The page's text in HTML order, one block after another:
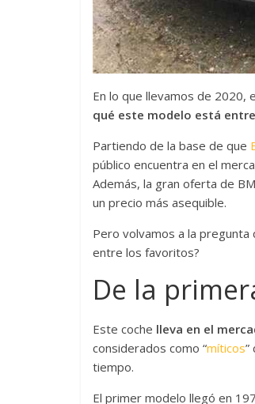
En lo que llevamos de 2020,
qué este modelo está
Partiendo de la base de que
público encuentra en el
Además, la gran oferta de
un precio más asequible.
Pero volvamos a la
entre los favoritos?
De la
Este coche lleva en el
considerados como “míticos”
tiempo.
El primer modelo llegó en